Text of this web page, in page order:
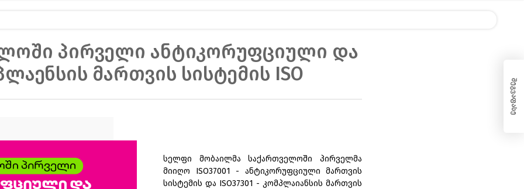
პირველი ანტიკორუფციული და
მართვის სისტემის ISO
სელფი მობაილმა საქართველოში პირველმა
მიიღო ISO37001 - ანტიკორუფციული მართვის
სისტემის და ISO37301 - კომპლაიანსის მართვის
შეგვაფასე